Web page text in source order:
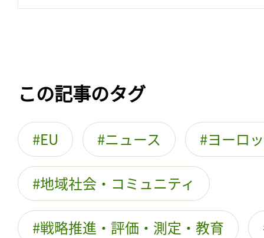
この記事のタグ
EU ニュース ヨーロ
地域社会・コミュニティ
戦略推進・評価・測定・教育